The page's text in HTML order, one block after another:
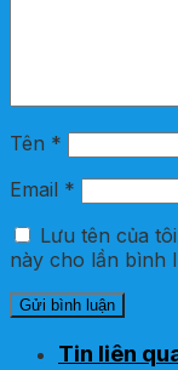
Tên *
Email *
Lưu tên của
này cho lần bình
Tin liên